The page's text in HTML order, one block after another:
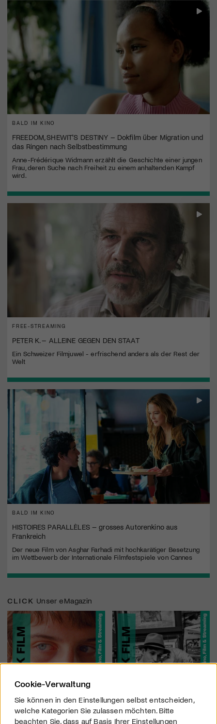
BALD IM KINO
FREEDOM, SHEWIT'S DESTINY – Dokfilm über Migration und
das Ringen nach Selbstbestimmung
Anne-Frédérique Widmann erzählt die Geschichte einer jungen
Frau, deren Suche nach Freiheit zu einem anhaltenden Kampf
wird.
FREE-STREAMING
PETER K. – ALLEINE GEGEN DEN STAAT
Ein Schweizer Filmjuwel - erfrischend anders als der Rest der
Welt
BALD IM KINO
HISTOIRES PARALLÈLES – grosses Autorenkino aus
Frankreich
Der neue Film von Asghar Farhadi mit hochkarätiger Besetzung
im Wettbewerb der Internationale Filmfestspiele von Cannes
CLICK Unser eMagazin
Cookie-Verwaltung
Sie können in den Einstellungen selbst entscheiden,
welche Kategorien Sie zulassen möchten. Bitte
beachten Sie, dass auf Basis Ihrer Einstellungen